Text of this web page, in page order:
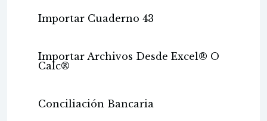
Importar Cuaderno 43
Importar Archivos Desde Excel® O
Calc®
Conciliación Bancaria